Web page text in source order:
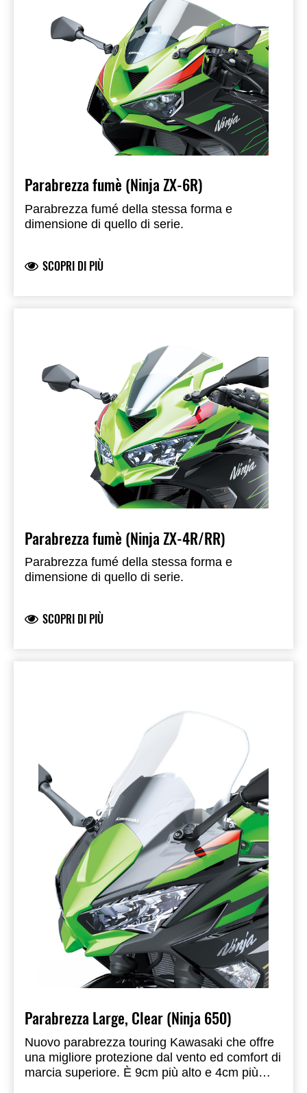
Parabrezza fumè (Ninja ZX-6R)
Parabrezza fumé della stessa forma e
dimensione di quello di serie.
SCOPRI DI PIÙ
Parabrezza fumè (Ninja ZX-4R/RR)
Parabrezza fumé della stessa forma e
dimensione di quello di serie.
SCOPRI DI PIÙ
Parabrezza Large, Clear (Ninja 650)
Nuovo parabrezza touring Kawasaki che offre
una migliore protezione dal vento ed comfort di
marcia superiore. È 9cm più alto e 4cm più